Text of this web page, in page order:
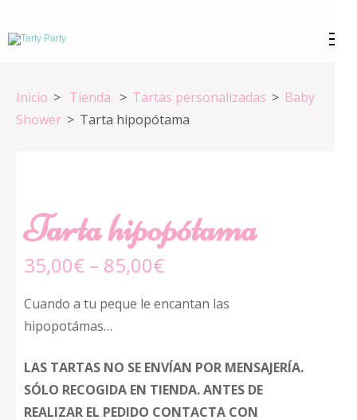
al
tecla
Inicio > Tienda > Tartas personalizadas > Baby
Shower > Tarta hipopótama
Tarta hipopótama
35,00€ – 85,00€
Cuando a tu peque le encantan las
hipopotámas…
LAS TARTAS NO SE ENVÍAN POR MENSAJERÍA.
SÓLO RECOGIDA EN TIENDA. ANTES DE
REALIZAR EL PEDIDO CONTACTA CON